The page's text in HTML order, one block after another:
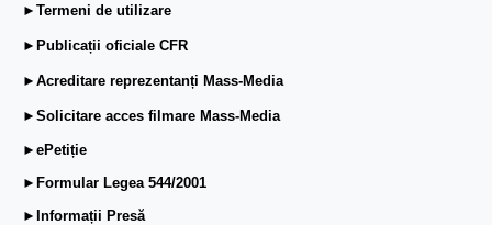
►Termeni de utilizare
►Publicații oficiale CFR
►Acreditare reprezentanți Mass-Media
►Solicitare acces filmare Mass-Media
►ePetiție
►Formular Legea 544/2001
►Informații Presă